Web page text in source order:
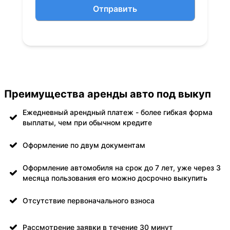
Отправить
Преимущества аренды авто под выкуп
Ежедневный арендный платеж - более гибкая форма
выплаты, чем при обычном кредите
Оформление по двум документам
Оформление автомобиля на срок до 7 лет, уже через 3
месяца пользования его можно досрочно выкупить
Отсутствие первоначального взноса
Рассмотрение заявки в течение 30 минут